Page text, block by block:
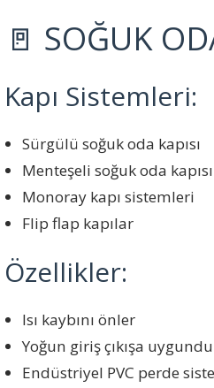
🚪 SOĞUK
Kapı Sistemleri:
Sürgülü soğuk oda kapısı
Menteşeli soğuk oda kapısı
Monoray kapı sistemleri
Flip flap kapılar
Özellikler:
Isı kaybını önler
Yoğun giriş çıkışa
Endüstriyel PVC perde